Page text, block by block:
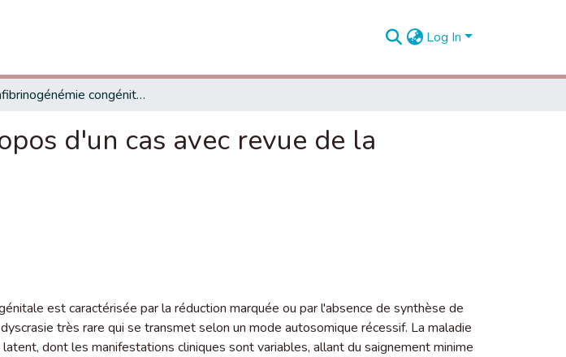
Log In
L'afibrinogénémie congénitale à propos d'un cas avec revue de la littérature
d'un cas avec revue de la
est caractérisée par la réduction marquée ou par l'absence de synthèse de
très rare qui se transmet selon un mode autosomique récessif. La maladie
dont les manifestations cliniques sont variables, allant du saignement minime